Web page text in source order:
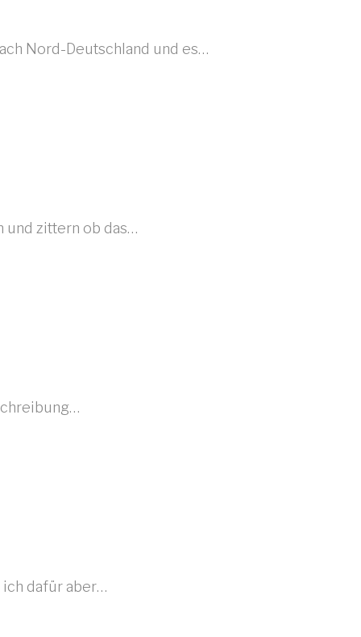
Nord-Deutschland und es…
und zittern ob das…
ich dafür aber…